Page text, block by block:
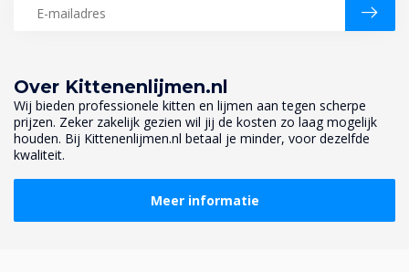
Over Kittenenlijmen.nl
Wij bieden professionele kitten en lijmen aan tegen scherpe
prijzen. Zeker zakelijk gezien wil jij de kosten zo laag mogelijk
houden. Bij Kittenenlijmen.nl betaal je minder, voor dezelfde
kwaliteit.
Meer informatie